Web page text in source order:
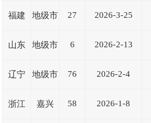
福建 地级市 27 2026-3-25
山东 地级市 6 2026-2-13
辽宁 地级市 76 2026-2-4
浙江 嘉兴 58 2026-1-8